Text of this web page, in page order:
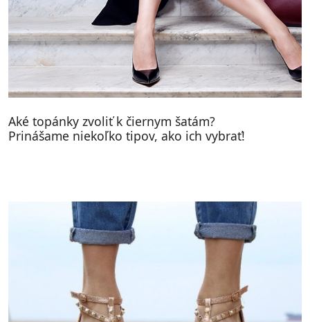
Aké topánky zvoliť k čiernym šatám?
Prinášame niekoľko tipov, ako ich vybrať!